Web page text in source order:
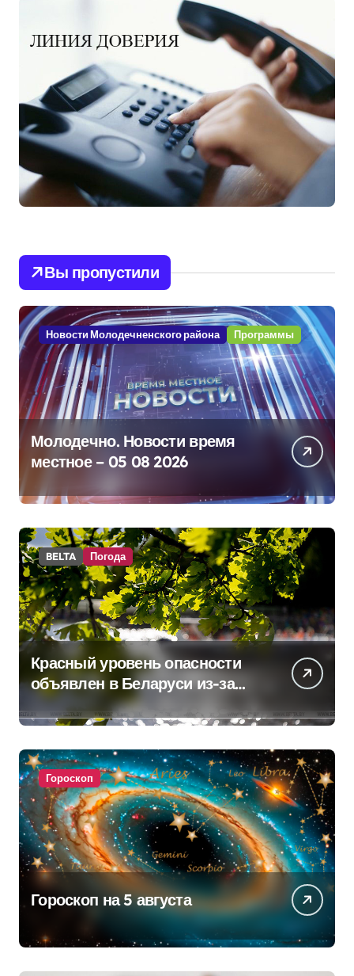
Вы пропустили
Новости Молодечненского района Программы
Молодечно. Новости время
местное – 05 08 2026
BELTA Погода
Красный уровень опасности
объявлен в Беларуси из-за
жары
Гороскоп
Гороскоп на 5 августа